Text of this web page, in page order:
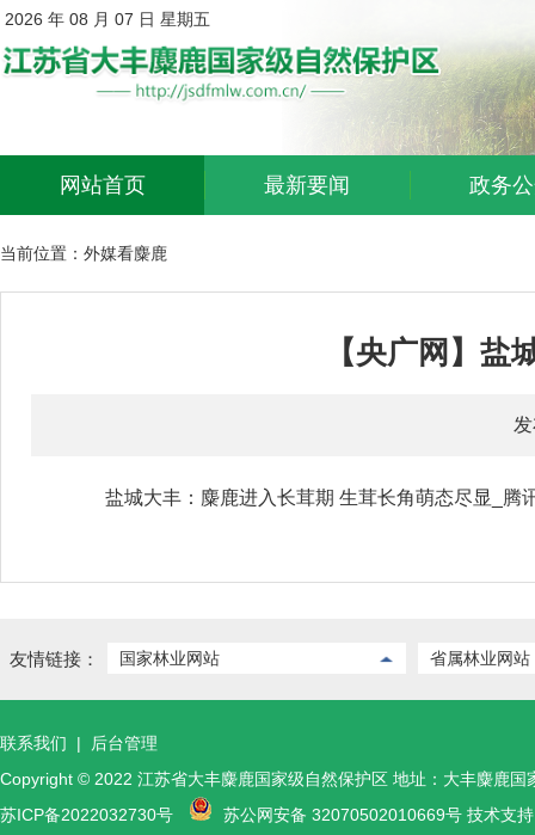
2026 年 08 月 07 日 星期五
网站首页 最新要闻 政务
当前位置： 外媒看麋鹿
【央广网】盐
盐城大丰：麋鹿进入长茸期 生茸长角萌态尽显_腾
友情链接： 国家林业网站 省属林业网站
联系我们 |
后台管理
Copyright © 2022 江苏省大丰麋鹿国家级自然保护区 地址：大丰麋鹿
苏ICP备2022032730号
苏公网安备 32070502010669号 技术支